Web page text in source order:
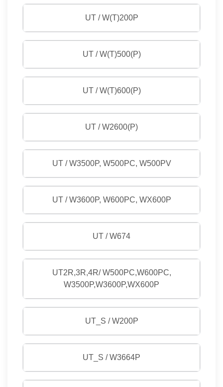
UT / W(T)200P
UT / W(T)500(P)
UT / W(T)600(P)
UT / W2600(P)
UT / W3500P, W500PC, W500PV
UT / W3600P, W600PC, WX600P
UT / W674
UT2R,3R,4R/ W500PC,W600PC,
W3500P,W3600P,WX600P
UT_S / W200P
UT_S / W3664P